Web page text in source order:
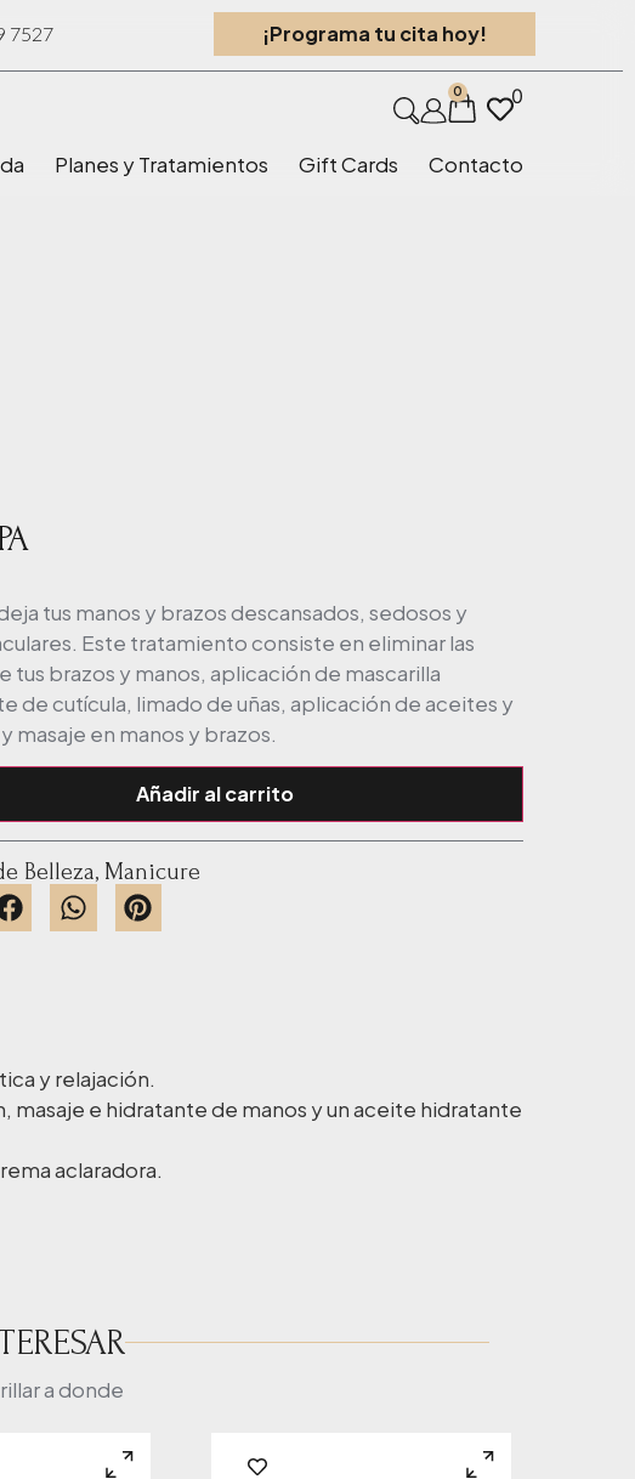
7527 ¡Programa tu cita hoy!
0 0
Planes y Tratamientos Gift Cards Contacto
tus manos y brazos descansados, sedosos y
Este tratamiento consiste en eliminar las
tus brazos y manos, aplicación de mascarilla
de cutícula, limado de uñas, aplicación de aceites y
masaje en manos y brazos.
Añadir al carrito
Belleza, Manicure
y relajación.
masaje e hidratante de manos y un aceite hidratante
aclaradora.
a donde